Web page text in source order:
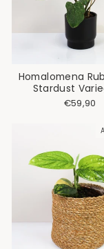
Homalomena
Stardust
€59,90